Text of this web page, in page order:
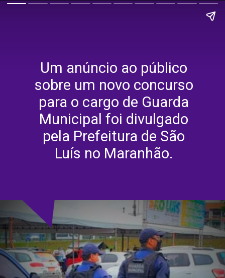
Um anúncio ao público
sobre um novo concurso
para o cargo de Guarda
Municipal foi divulgado
pela Prefeitura de São
Luís no Maranhão.